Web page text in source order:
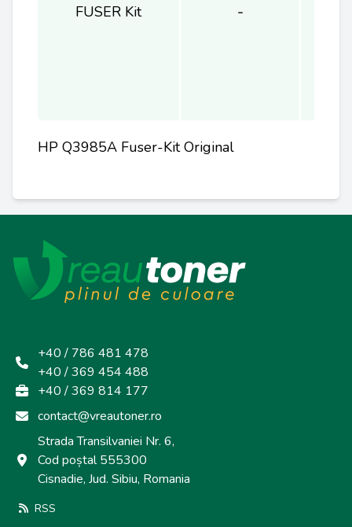
FUSER Kit -
HP Q3985A Fuser-Kit Original
+40 / 786 481 478
+40 / 369 454 488
+40 / 369 814 177
contact@vreautoner.ro
Strada Transilvaniei Nr. 6,
Cod poștal 555300
Cisnadie, Jud. Sibiu, Romania
RSS